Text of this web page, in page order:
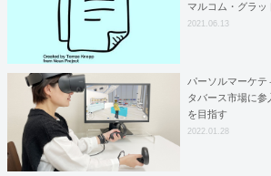
マルコム・グラ
イス
2021.06.13
パーソルマーケテ
タバース市場に
を目指す
2022.01.28